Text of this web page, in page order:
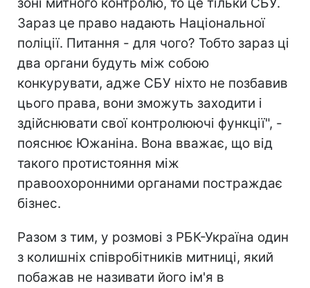
Зараз це право надають Національної
поліції. Питання - для чого? Тобто зараз ці
два органи будуть між собою
конкурувати, адже СБУ ніхто не позбавив
цього права, вони зможуть заходити і
здійснювати свої контролюючі функції", -
пояснює Южаніна. Вона вважає, що від
такого протистояння між
правоохоронними органами постраждає
бізнес.
Разом з тим, у розмові з РБК-Україна один
з колишніх співробітників митниці, який
побажав не називати його ім'я в